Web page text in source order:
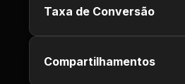
Taxa de Conversão
Compartilhamentos